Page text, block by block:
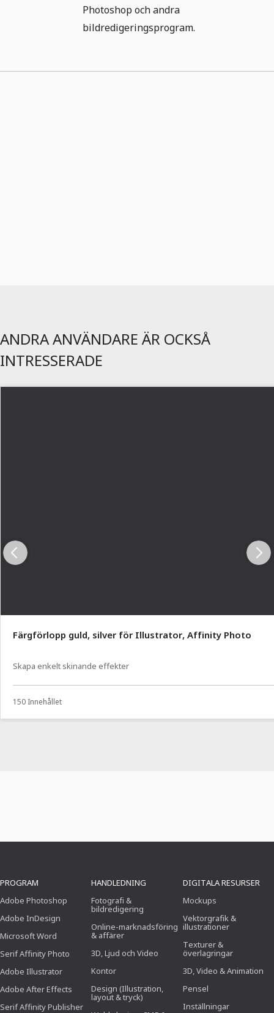
Photoshop och andra
bildredigeringsprogram.
ANDRA ANVÄNDARE ÄR OCKSÅ
INTRESSERADE
Färgförlopp guld, silver för Illustrator, Affinity Photo
Skapa enkelt skinande effekter
150 Innehållet
PROGRAM
Adobe Photoshop
Adobe InDesign
Microsoft Word
Serif Affinity Photo
Adobe Illustrator
Adobe After Effects
Serif Affinity Publisher
HANDLEDNING
Fotografi &
bildredigering
Online-marknadsföring
& affärer
3D, Ljud och Video
Kontor
Design (Illustration,
layout & tryck)
DIGITALA RESURSER
Mockups
Vektorgrafik &
illustrationer
Texturer &
överlagringar
3D, Video & Animation
Pensel
Inställningar